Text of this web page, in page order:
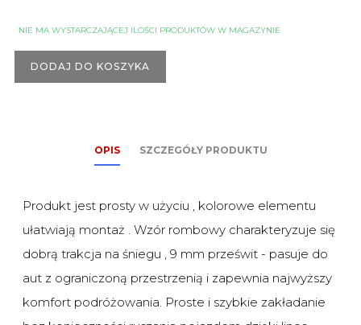
NIE MA WYSTARCZAJĄCEJ ILOŚCI PRODUKTÓW W MAGAZYNIE
DODAJ DO KOSZYKA
OPIS SZCZEGÓŁY PRODUKTU
Produkt jest prosty w użyciu , kolorowe elementu
ułatwiają montaż . Wzór rombowy charakteryzuje się
dobrą trakcja na śniegu , 9 mm prześwit - pasuje do
aut z ograniczoną przestrzenią i zapewnia najwyższy
komfort podróżowania. Proste i szybkie zakładanie